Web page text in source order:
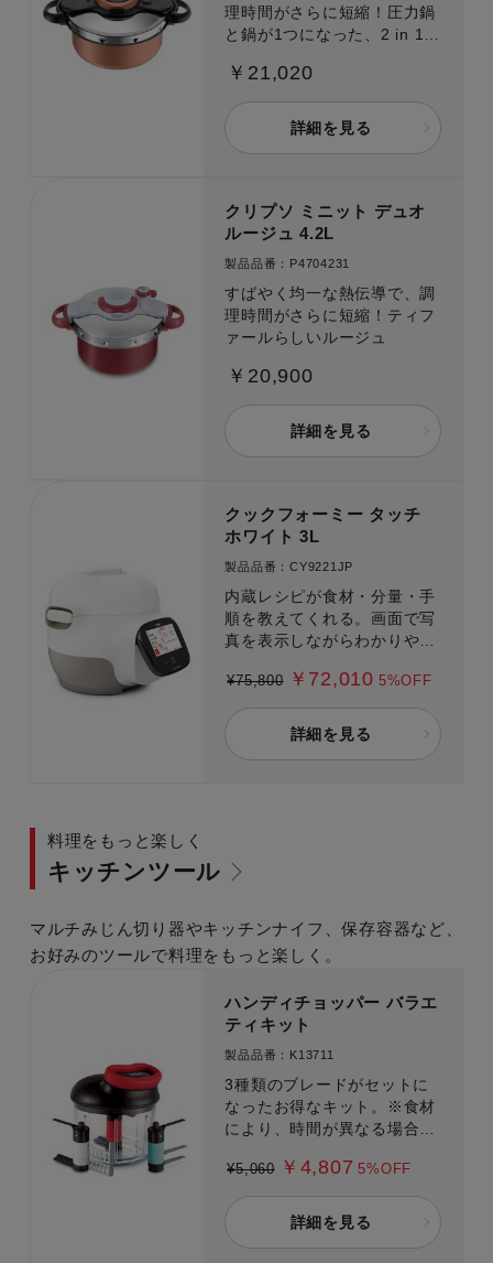
理時間がさらに短縮！圧力鍋
と鍋が1つになった、2 in 1
￥21,020
詳細を見る
クリプソ ミニット デュオ
ルージュ 4.2L
製品品番：P4704231
すばやく均一な熱伝導で、調
理時間がさらに短縮！ティフ
ァールらしいルージュ
￥20,900
詳細を見る
クックフォーミー タッチ
ホワイト 3L
製品品番：CY9221JP
内蔵レシピが食材・分量・手
順を教えてくれる。画面で写
真を表示しながらわかりやす
似するだけで、初めてのレシ
ピも失敗ナシで作れます。
¥75,800 ￥72,010 5%OFF
詳細を見る
キッチンツール
料理をもっと楽しく
マルチみじん切り器やキッチンナイフ、保存容器など、
お好みのツールで料理をもっと楽しく。
ハンディチョッパー バラエ
ティキット
製品品番：K13711
3種類のブレードがセットに
なったお得なキット。※食材
により、時間が異なる場合が
¥5,060 ￥4,807 5%OFF
詳細を見る